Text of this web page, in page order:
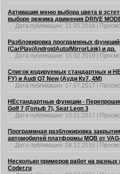
Активация меню выбора цвета в
выборе режима движения DRIVE
Дата публикации: 31.05.2018
Разблокировка программных
(CarPlay/AndroidAuto/MirrorLink) и др.
Дата публикации: 15.02.2018
Список кодируемых стандартных и
FY) и Audi Q7 New (Ауди Ку7, 4M)
Дата публикации: 17.07.2017
НЕстандартные функции -
Golf 7 (Гольф 7), Seat Leon 3
Дата публикации: 10.01.2017
Программная разблокировка
автомобилей платформы MQB от
Дата публикации: 28.12.2016
Несколько примеров работ на
Coder.ru